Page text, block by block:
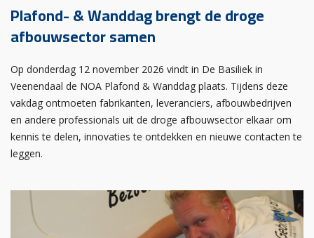
Plafond- & Wanddag brengt de droge
afbouwsector samen
Op donderdag 12 november 2026 vindt in De Basiliek in
Veenendaal de NOA Plafond & Wanddag plaats. Tijdens deze
vakdag ontmoeten fabrikanten, leveranciers, afbouwbedrijven
en andere professionals uit de droge afbouwsector elkaar om
kennis te delen, innovaties te ontdekken en nieuwe contacten te
leggen.